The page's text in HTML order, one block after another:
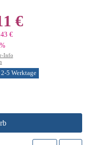
€
€
Info
5 Werktage